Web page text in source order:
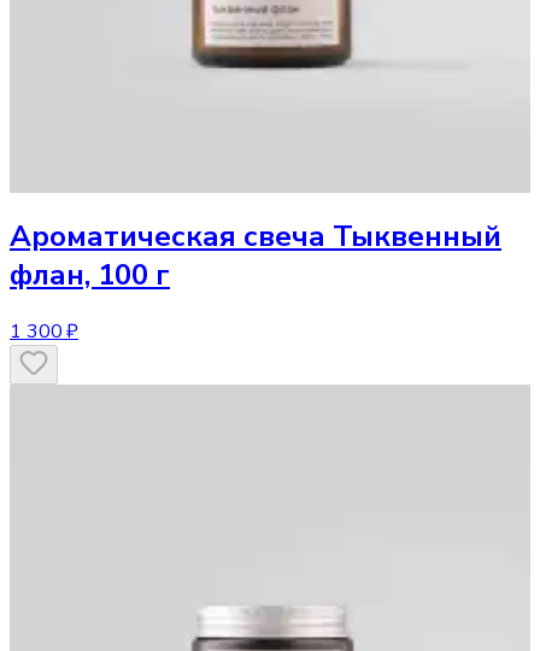
Ароматическая свеча Тыквенный
флан, 100 г
1 300 ₽